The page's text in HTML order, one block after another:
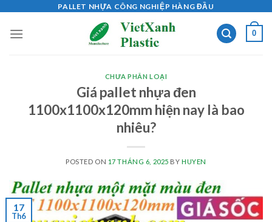
content
PALLET NHỰA CÔNG NGHIỆP HÀNG ĐẦU
0
CHƯA PHÂN LOẠI
Giá pallet nhựa đen
1100x1100x120mm hiện nay là bao
nhiêu?
POSTED ON 17 THÁNG 6, 2025 BY HUYEN
17
Th6